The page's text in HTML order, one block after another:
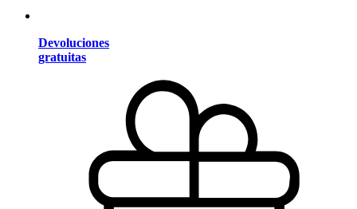
Devoluciones
gratuitas